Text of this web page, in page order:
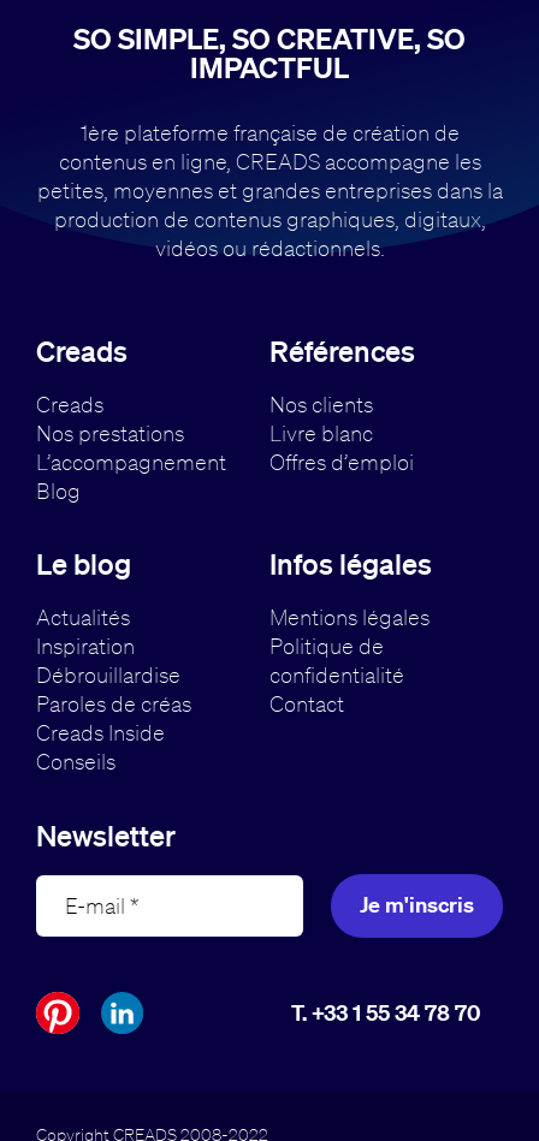
SO SIMPLE, SO CREATIVE, SO
IMPACTFUL
1ère plateforme française de création de
contenus en ligne, CREADS accompagne les
petites, moyennes et grandes entreprises dans la
production de contenus graphiques, digitaux,
vidéos ou rédactionnels.
Creads
Creads
Nos prestations
L’accompagnement
Blog
Références
Nos clients
Livre blanc
Offres d’emploi
Le blog
Actualités
Inspiration
Débrouillardise
Paroles de créas
Creads Inside
Conseils
Infos légales
Mentions légales
Politique de
confidentialité
Contact
Newsletter
Je m'inscris
T. +33 1 55 34 78 70
Copyright CREADS 2008-2022